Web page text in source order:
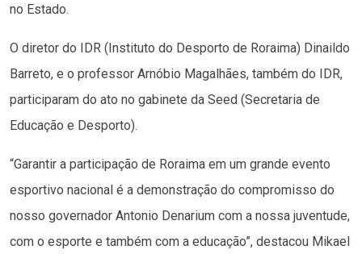
no Estado.
O diretor do IDR (Instituto do Desporto de Roraima) Dinaildo
Barreto, e o professor Arnóbio Magalhães, também do IDR,
participaram do ato no gabinete da Seed (Secretaria de
Educação e Desporto).
“Garantir a participação de Roraima em um grande evento
esportivo nacional é a demonstração do compromisso do
nosso governador Antonio Denarium com a nossa juventude,
com o esporte e também com a educação”, destacou Mikael